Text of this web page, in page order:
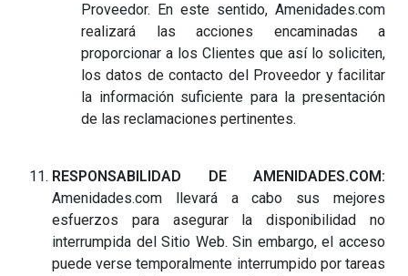
Proveedor. En este sentido, Amenidades.com
realizará las acciones encaminadas a
proporcionar a los Clientes que así lo soliciten,
los datos de contacto del Proveedor y facilitar
la información suficiente para la presentación
de las reclamaciones pertinentes.
RESPONSABILIDAD DE AMENIDADES.COM:
Amenidades.com llevará a cabo sus mejores
esfuerzos para asegurar la disponibilidad no
interrumpida del Sitio Web. Sin embargo, el acceso
puede verse temporalmente interrumpido por tareas